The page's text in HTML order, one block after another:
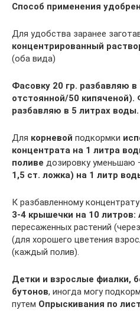
Способ применения
Для удобства заранее
концентрированный
(оба вида)
Фасовку 20 гр. разбавляю
отстоянной/50 кипяченой).
разбавляю в 5 литрах воды.
Для корневой подкормки
концентрата на 1 литра
поливе дозировку уменьшаю
1,5 ст. ложка) на 1 литр
К разбавленному
3-4 крышечки на 10 литров:
пересаженных растений
(для хорошего цветения
(каждый полив).
Детки и взрослые фиалки,
бутонов, иногда могу
путем Опрыскивания по